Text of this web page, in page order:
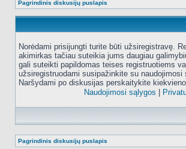
Pagrindinis diskusijų puslapis
Norėdami prisijungti turite būti užsiregistravę.
akimirkas tačiau suteikia jums daugiau
gali suteikti papildomas teises registruotiems
užsiregistruodami susipažinkite su
Naršydami po diskusijas perskaitykite
Naudojimosi sąlygos
Pagrindinis diskusijų puslapis